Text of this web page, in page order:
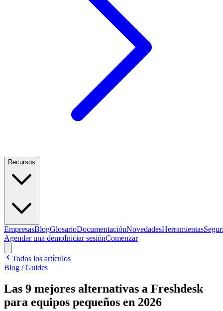
Recursos
EmpresasBlogGlosarioDocumentaciónNovedadesHerramientas
Agendar una demoIniciar sesiónComenzar
Todos los artículos
Blog /Guides
Las 9 mejores alternativas a Freshdesk
para equipos pequeños en 2026